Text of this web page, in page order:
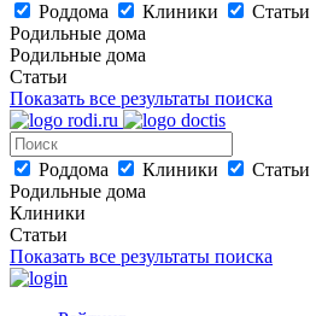
Роддома Клиники
Статьи
Родильные дома
Родильные дома
Статьи
Показать все результаты поиска
Роддома Клиники
Статьи
Родильные дома
Клиники
Статьи
Показать все результаты поиска